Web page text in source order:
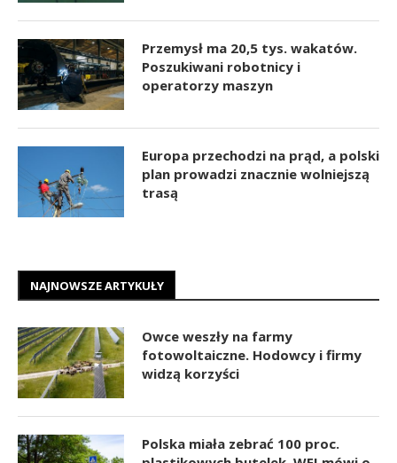
Przemysł ma 20,5 tys. wakatów.
Poszukiwani robotnicy i
operatorzy maszyn
Europa przechodzi na prąd, a polski
plan prowadzi znacznie wolniejszą
trasą
NAJNOWSZE ARTYKUŁY
Owce weszły na farmy
fotowoltaiczne. Hodowcy i firmy
widzą korzyści
Polska miała zebrać 100 proc.